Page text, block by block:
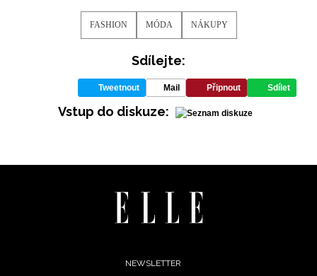
FASHION MÓDA NÁKUPY
Sdílejte:
Tweetnout Mail Připnout Sdílet
Vstup do diskuze:
NEWSLETTER